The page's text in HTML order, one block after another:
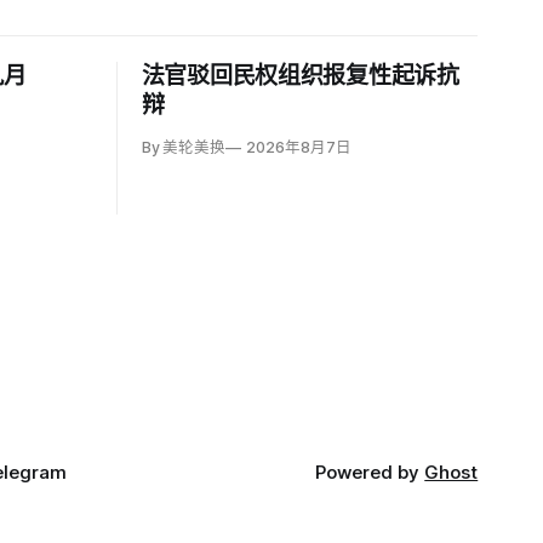
法官驳回民权组织报复性起诉抗
辩
By 美轮美换 2026年8月7日
Powered by Ghost